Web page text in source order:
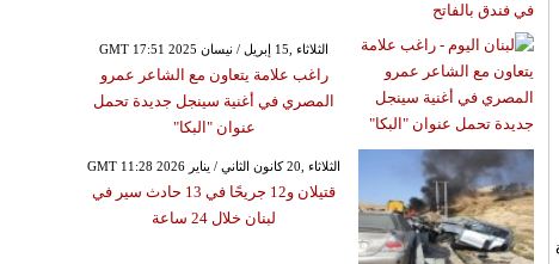
GMT 17:51 2025 الثلاثاء ,15 إبريل / نيسان
راغب علامة يتعاون مع الشاعر عمرو
المصري في أغنية سينجل جديدة تحمل
عنوان "البكا"
GMT 11:28 2026 الثلاثاء ,20 كانون الثاني / يناير
قتيلان و12 جريحًا في 13 حادث سير في
لبنان خلال 24 ساعة